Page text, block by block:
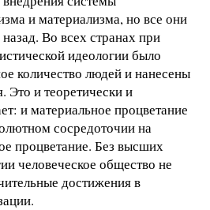
и материализма, но все они
Во всех странах при
идеологии было
количество людей и нанесены
и теоретически и
и материальное процветание
сосредоточии на
процветание. Без высших
человеческое общество не
достижения в